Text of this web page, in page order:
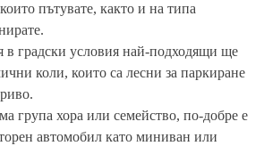
пътувате, както и на типа
в градски условия най-подходящи ще
коли, които са лесни за паркиране
група хора или семейство, по-добре е
автомобил като миниван или